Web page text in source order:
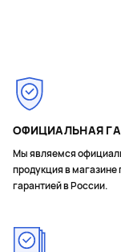
ОФИЦИАЛЬНАЯ
Мы являемся
продукция в
гарантией в России.